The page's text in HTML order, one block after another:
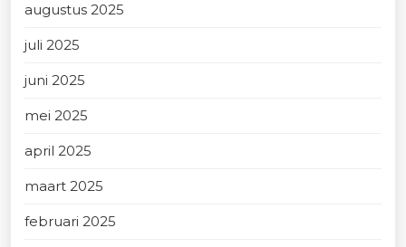
augustus 2025
juli 2025
juni 2025
mei 2025
april 2025
maart 2025
februari 2025